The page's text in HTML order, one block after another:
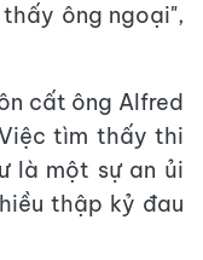
ông ngoại",
cất ông Alfred
tìm thấy thi
là một sự an ủi
thập kỷ đau